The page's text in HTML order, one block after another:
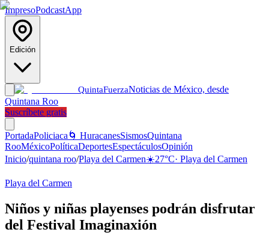
ImpresoPodcastApp
Edición
QuintaFuerzaNoticias de México, desde
Quintana Roo
Suscríbete gratis
PortadaPoliciaca 🌀 HuracanesSismosQuintana
RooMéxicoPolíticaDeportesEspectáculosOpinión
Inicio/quintana roo/Playa del Carmen☀️27°C· Playa del Carmen
Playa del Carmen
Niños y niñas playenses podrán disfrutar
del Festival Imaginaxión